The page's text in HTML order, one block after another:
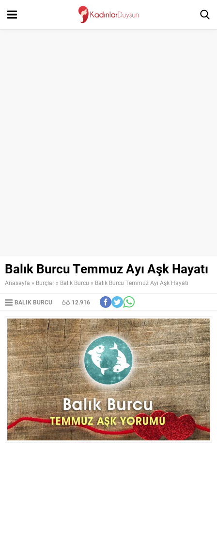
Balık Burcu Temmuz Ayı Aşk Hayatı
Anasayfa » Burçlar » Balık Burcu » Balık Burcu Temmuz Ayı Aşk Hayatı
BALIK BURCU 12.916